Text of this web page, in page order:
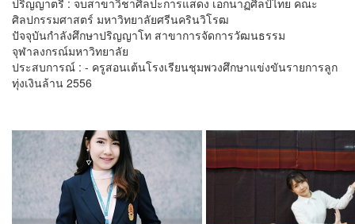
ปริญญาตรี : จบสาขาวิชาศิลปะการแสดง เอกนาฏศิลป์ไทย คณะ
ศิลปกรรมศาสตร์ มหาวิทยาลัยศรีนครินวิโรฒ
ปัจจุบันกำลังศึกษาปริญญาโท สาขาการจัดการวัฒนธรรม
จุฬาลงกรณ์มหาวิทยาลัย
ประสบการณ์ : - ครูสอนเต้นโรงเรียนชุมพวงศึกษาแข่งขันรายการลูก
ทุ่งเงินล้าน 2556